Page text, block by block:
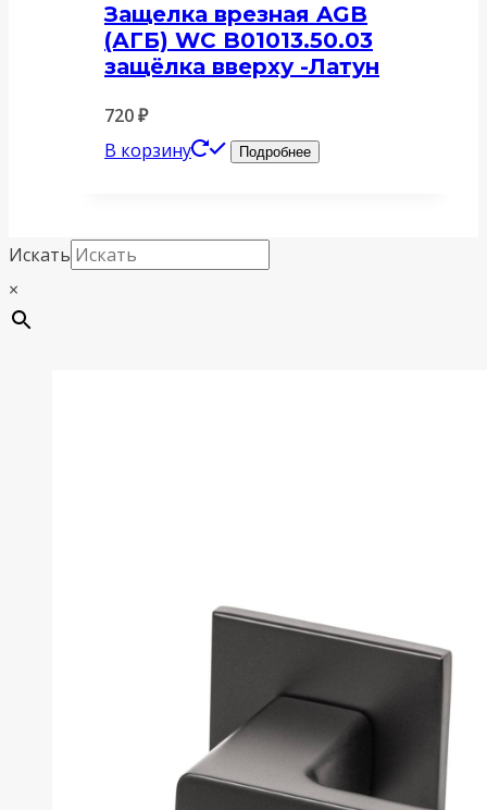
Защелка врезная AGB
(АГБ) WC B01013.50.03
защёлка вверху -Латун
720₽
В корзину
Подробнее
Искать
×